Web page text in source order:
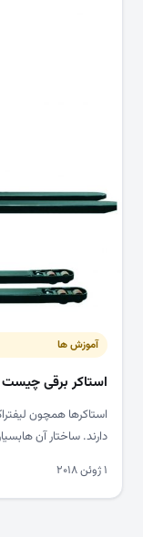
آموزش ها
استاکر برقی
استاکرها همچون
دارند. ساختار آن
۱ ژوئن ۲۰۱۸